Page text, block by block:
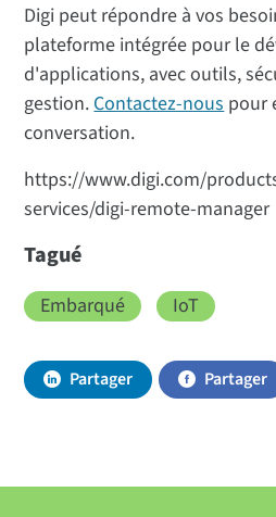
Digi peut répondre à vos
plateforme intégrée pour le
d'applications, avec outils,
gestion. Contactez-nous pour
conversation.
https://www.digi.com/
services/digi-remote-manager
Tagué
Embarqué IoT
Partager Partager